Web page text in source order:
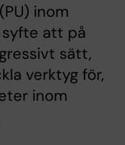
inom
att på
sätt,
verktyg för,
inom